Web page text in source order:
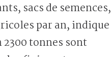
sacs de semences,
par an, indique
tonnes sont